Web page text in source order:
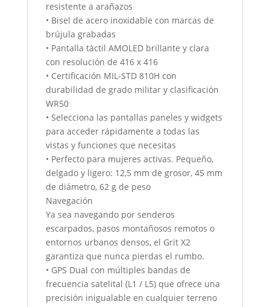
resistente a arañazos
• Bisel de acero inoxidable con marcas de
brújula grabadas
• Pantalla táctil AMOLED brillante y clara
con resolución de 416 x 416
• Certificación MIL-STD 810H con
durabilidad de grado militar y clasificación
WR50
• Selecciona las pantallas paneles y widgets
para acceder rápidamente a todas las
vistas y funciones que necesitas
• Perfecto para mujeres activas. Pequeño,
delgado y ligero: 12,5 mm de grosor, 45 mm
de diámetro, 62 g de peso
Navegación
Ya sea navegando por senderos
escarpados, pasos montañosos remotos o
entornos urbanos densos, el Grit X2
garantiza que nunca pierdas el rumbo.
• GPS Dual con múltiples bandas de
frecuencia satelital (L1 / L5) que ofrece una
precisión inigualable en cualquier terreno